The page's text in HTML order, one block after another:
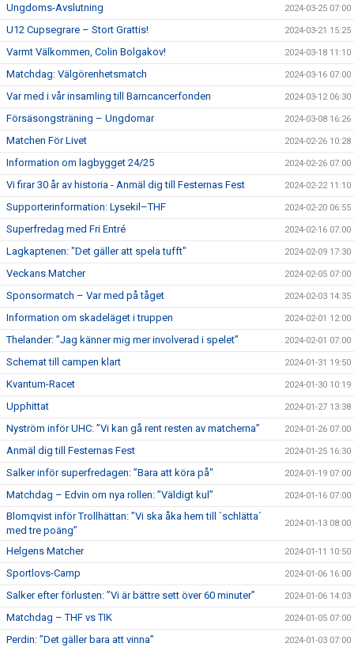
Ungdoms-Avslutning 2024-03-25 07:00
U12 Cupsegrare – Stort Grattis! 2024-03-21 15:25
Varmt Välkommen, Colin Bolgakov! 2024-03-18 11:10
Matchdag: Välgörenhetsmatch 2024-03-16 07:00
Var med i vår insamling till Barncancerfonden 2024-03-12 06:30
Försäsongsträning – Ungdomar 2024-03-08 16:26
Matchen För Livet 2024-02-26 10:28
Information om lagbygget 24/25 2024-02-26 07:00
Vi firar 30 år av historia - Anmäl dig till Festernas Fest 2024-02-22 11:10
Supporterinformation: Lysekil–THF 2024-02-20 06:55
Superfredag med Fri Entré 2024-02-16 07:00
Lagkaptenen: "Det gäller att spela tufft" 2024-02-09 17:30
Veckans Matcher 2024-02-05 07:00
Sponsormatch – Var med på tåget 2024-02-03 14:35
Information om skadeläget i truppen 2024-02-01 12:00
Thelander: ”Jag känner mig mer involverad i spelet” 2024-02-01 07:00
Schemat till campen klart 2024-01-31 19:50
Kvantum-Racet 2024-01-30 10:19
Upphittat 2024-01-27 13:38
Nyström inför UHC: ”Vi kan gå rent resten av matcherna” 2024-01-26 07:00
Anmäl dig till Festernas Fest 2024-01-25 16:30
Salker inför superfredagen: ”Bara att köra på" 2024-01-19 07:00
Matchdag – Edvin om nya rollen: ”Väldigt kul” 2024-01-16 07:00
Blomqvist inför Trollhättan: ”Vi ska åka hem till `schlätta´
med tre poäng”
2024-01-13 08:00
Helgens Matcher 2024-01-11 10:50
Sportlovs-Camp 2024-01-06 16:00
Salker efter förlusten: ”Vi är bättre sett över 60 minuter” 2024-01-06 14:03
Matchdag – THF vs TIK 2024-01-05 07:00
Perdin: ”Det gäller bara att vinna” 2024-01-03 07:00